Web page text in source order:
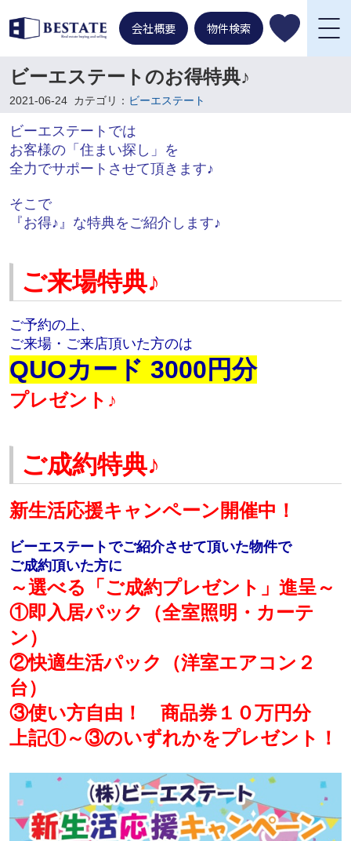
会社概要 物件検索
ビーエステートのお得特典♪
2021-06-24 カテゴリ： ビーエステート
ビーエステートでは
お客様の「住まい探し」を
全力でサポートさせて頂きます♪
そこで
『お得♪』な特典をご紹介します♪
ご来場特典♪
ご予約の上、
ご来場・ご来店頂いた方のは
QUOカード 3000 円分
プレゼント♪
ご成約特典♪
新生活応援キャンペーン開催中！
ビーエステートでご紹介させて頂いた物件で
ご成約頂いた方に
～選べる「ご成約プレゼント」進呈～
①即入居パック（全室照明・カーテ
ン）
②快適生活パック（洋室エアコン２
台）
③使い方自由！ 商品券１０万円分
上記①～③のいずれかをプレゼント！